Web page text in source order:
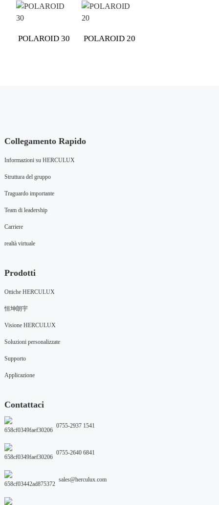
POLAROID 30 POLAROID 20
Collegamento Rapido
Informazioni su HERCULUX
Struttura del gruppo
Traguardo importante
Team di leadership
Carriere
realtà virtuale
Prodotti
Ottiche HERCULUX
恒坤朗宇
Visione HERCULUX
Soluzioni personalizzate
Supporto
Applicazione
Contattaci
0755-2937 1541
0755-2640 6841
sales@herculux.com